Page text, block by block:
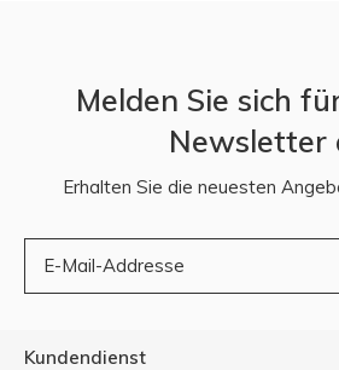
Melden Sie sich
Newsletter
Erhalten Sie die neuesten
Kundendienst